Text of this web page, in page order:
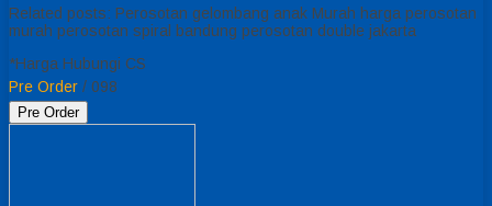
Related posts: Perosotan gelombang anak Murah harga perosotan
murah perosotan spiral bandung perosotan double jakarta
*Harga Hubungi CS
Pre Order / 098
Pre Order